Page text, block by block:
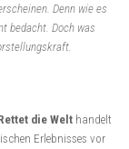
Denn wie es
bedacht. Doch was
die Welt handelt
Erlebnisses vor